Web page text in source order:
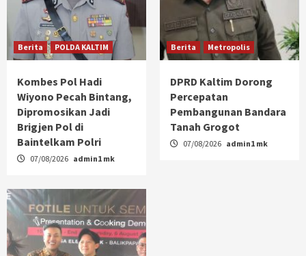
Berita POLDA KALTIM
Kombes Pol Hadi
Wiyono Pecah Bintang,
Dipromosikan Jadi
Brigjen Pol di
Baintelkam Polri
07/08/2026 admin1 mk
Berita Metropolis
DPRD Kaltim Dorong
Percepatan
Pembangunan Bandara
Tanah Grogot
07/08/2026 admin1 mk